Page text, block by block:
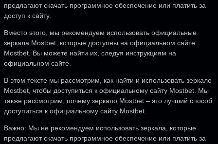
предлагают скачать программное обеспечение или платить за
доступ к сайту.
Вместо этого, мы рекомендуем использовать официальные
зеркала Mostbet, которые доступны на официальном сайте
Mostbet. Вы можете найти их, следуя инструкциям на
официальном сайте.
В этом тексте мы рассмотрим, как найти и использовать зеркало
Mostbet, чтобы доступиться к официальному сайту Mostbet. Мы
также рассмотрим, почему зеркало Mostbet – это лучший способ
доступиться к официальному сайту Mostbet.
Важно: Мы не рекомендуем использовать зеркала, которые
предлагают скачать программное обеспечение или платить за